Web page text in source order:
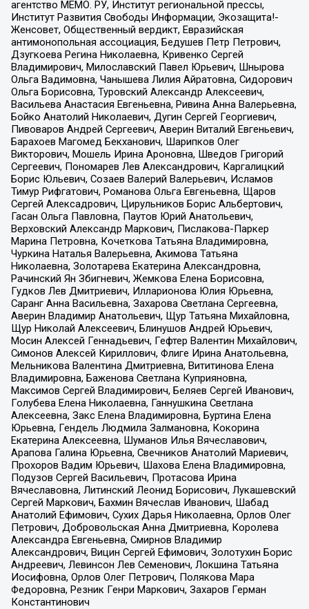
агентство МЕМО. РУ, Институт региональной прессы,
Институт Развития Свободы Информации, Экозащита!-
Женсовет, Общественный вердикт, Евразийская
антимонопольная ассоциация, Бедушев Петр Петрович,
Дзугкоева Регина Николаевна, Кривенко Сергей
Владимирович, Милославский Павел Юрьевич, Шнырова
Ольга Вадимовна, Чанышева Лилия Айратовна, Сидорович
Ольга Борисовна, Туровский Александр Алексеевич,
Васильева Анастасия Евгеньевна, Ривина Анна Валерьевна,
Бойко Анатолий Николаевич, Дугин Сергей Георгиевич,
Пивоваров Андрей Сергеевич, Аверин Виталий Евгеньевич,
Барахоев Магомед Бекханович, Шарипков Олег
Викторович, Мошель Ирина Ароновна, Шведов Григорий
Сергеевич, Пономарев Лев Александрович, Каргалицкий
Борис Юльевич, Созаев Валерий Валерьевич, Исламов
Тимур Рифгатович, Романова Ольга Евгеньевна, Щаров
Сергей Алексадрович, Цирульников Борис Альбертович,
Гасан Ольга Павловна, Паутов Юрий Анатольевич,
Верховский Александр Маркович, Пислакова-Паркер
Марина Петровна, Кочеткова Татьяна Владимировна,
Чуркина Наталья Валерьевна, Акимова Татьяна
Николаевна, Золотарева Екатерина Александровна,
Рачинский Ян Збигневич, Жемкова Елена Борисовна,
Гудков Лев Дмитриевич, Илларионова Юлия Юрьевна,
Саранг Анна Васильевна, Захарова Светлана Сергеевна,
Аверин Владимир Анатольевич, Щур Татьяна Михайловна,
Щур Николай Алексеевич, Блинушов Андрей Юрьевич,
Мосин Алексей Геннадьевич, Гефтер Валентин Михайлович,
Симонов Алексей Кириллович, Флиге Ирина Анатольевна,
Мельникова Валентина Дмитриевна, Вититинова Елена
Владимировна, Баженова Светлана Куприяновна,
Максимов Сергей Владимирович, Беляев Сергей Иванович,
Голубева Елена Николаевна, Ганнушкина Светлана
Алексеевна, Закс Елена Владимировна, Буртина Елена
Юрьевна, Гендель Людмила Залмановна, Кокорина
Екатерина Алексеевна, Шуманов Илья Вячеславович,
Арапова Галина Юрьевна, Свечников Анатолий Мариевич,
Прохоров Вадим Юрьевич, Шахова Елена Владимировна,
Подузов Сергей Васильевич, Протасова Ирина
Вячеславовна, Литинский Леонид Борисович, Лукашевский
Сергей Маркович, Бахмин Вячеслав Иванович, Шабад
Анатолий Ефимович, Сухих Дарья Николаевна, Орлов Олег
Петрович, Добровольская Анна Дмитриевна, Королева
Александра Евгеньевна, Смирнов Владимир
Александрович, Вицин Сергей Ефимович, Золотухин Борис
Андреевич, Левинсон Лев Семенович, Локшина Татьяна
Иосифовна, Орлов Олег Петрович, Полякова Мара
Федоровна, Резник Генри Маркович, Захаров Герман
Константинович